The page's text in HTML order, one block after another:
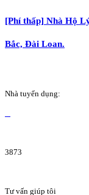
[Phí thấp] Nhà Hộ
Bắc, Đài Loan.
Nhà tuyển dụng:
3873
Tư vấn giúp tôi